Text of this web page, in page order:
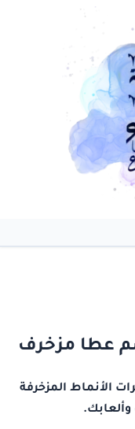
عطا مزخرف
الأنماط المزخرفة